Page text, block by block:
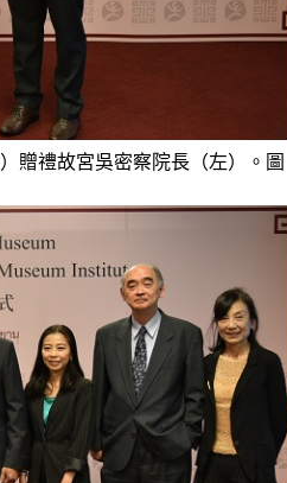
贈禮故宮吳密察院長（左）。圖